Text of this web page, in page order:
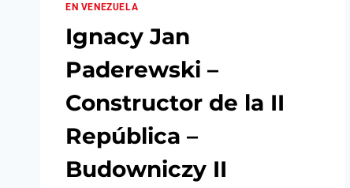
EN VENEZUELA
Ignacy Jan
Paderewski –
Constructor de la II
República –
Budowniczy II